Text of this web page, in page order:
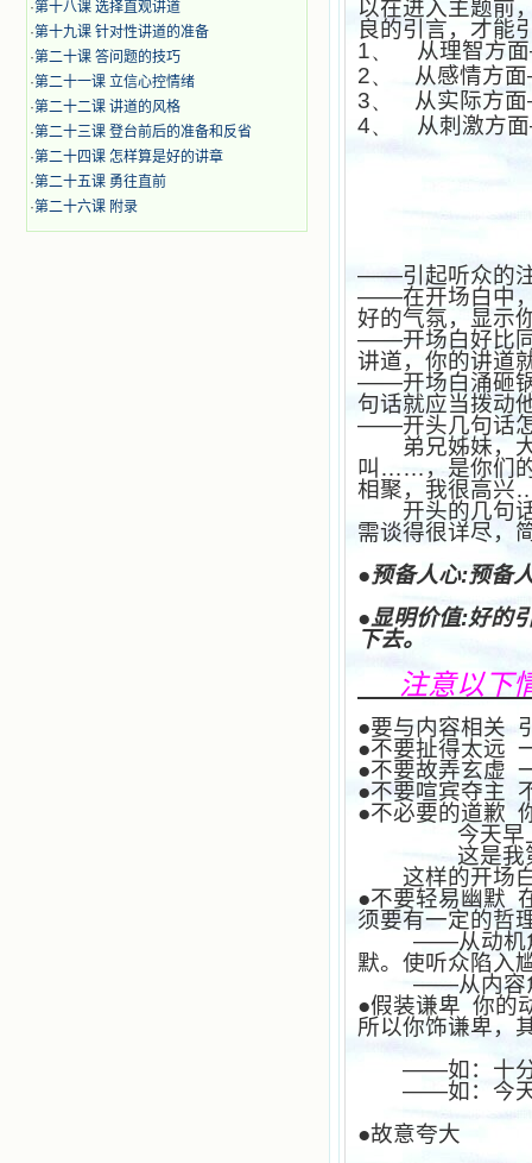
·第十八课 选择直观讲道
·第十九课 针对性讲道的准备
·第二十课 答问题的技巧
·第二十一课 立信心控情绪
·第二十二课 讲道的风格
·第二十三课 登台前后的准备和反省
·第二十四课 怎样算是好的讲章
·第二十五课 勇往直前
·第二十六课 附录
以在进入主题前
良的引言，才能
1、
从理智方
2、
从感情方
3、
从实际方
4、
从刺激方
——引起听众的注
——在开场白中，
好的气氛，显示
——开场白好比同
讲道，你的讲道
——开场白涌砸锅
句话就应当拨动
——开头几句话
弟兄姊妹，
叫……，是你们
相聚，我很高
开头的几句
需谈得很详尽，
●预备人心:预备
●显明价值:好的
下去。
注意以下
●要与内容相关
●不要扯得太远
●不要故弄玄虚
●不要喧宾夺主
●不必要的道歉
今天早
这是
这样的开场
●不要轻易幽默
须要有一定的哲
——从动机
默。使听众陷入
——从内容
●假装谦卑 你的
所以你饰谦卑，
——如：十
——如：今
●故意夸大